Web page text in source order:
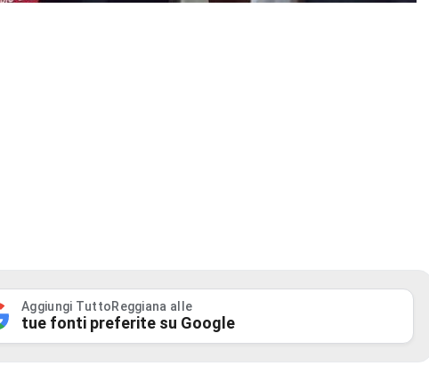
Aggiungi TuttoReggiana alle
tue fonti preferite su Google